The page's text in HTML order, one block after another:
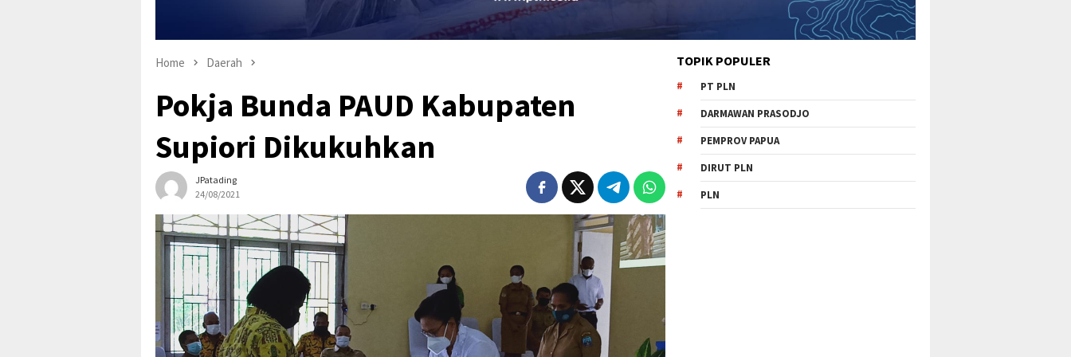
Home Daerah
Pokja Bunda PAUD Kabupaten
Supiori Dikukuhkan
JPatading
24/08/2021
TOPIK POPULER
PT PLN
DARMAWAN PRASODJO
PEMPROV PAPUA
DIRUT PLN
PLN